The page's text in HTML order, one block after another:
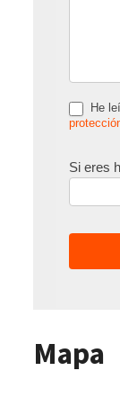
He
Si eres
Mapa